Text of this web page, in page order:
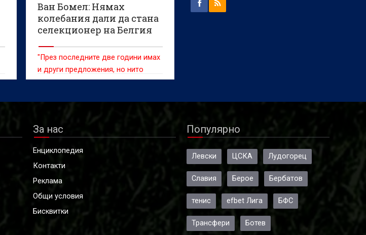
Ван Бомел: Нямах
колебания дали да стана
селекционер на Белгия
"През последните две години имах
и други предложения, но нито
едно от тях не ме убеди"
За нас
Енциклопедия
Контакти
Реклама
Общи условия
Бисквитки
Популярно
Левски ЦСКА Лудогорец
Славия Берое Бербатов
тенис efbet Лига БФС
Трансфери Ботев